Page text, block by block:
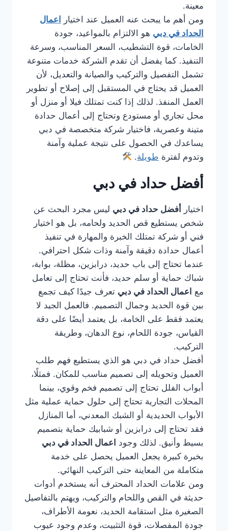
معينة.
ومن أهم ما يبحث عنه العميل عند اختيار
اعمال
الحداد في دبي هو الالتزام بالمواعيد، جودة
الخامات، قوة التشطيب، السعر المناسب، وسرعة
التنفيذ. كما يفضل أن تقدم الشركة خدمات متنوعة
تشمل التفصيل والتركيب والصيانة والتعديل، لأن
العميل قد يحتاج في المستقبل إلى إصلاح أو تطوير
العمل المنفذ. لذلك إذا كنت تمتلك فيلا أو منزل أو
محل تجاري أو مستودع وتحتاج إلى أعمال حدادة
متينة وعصرية، فاختيار شركة متخصصة في دبي
يساعدك في الحصول على نتيجة عملية وآمنة
وتدوم لفترة طويلة.
أفضل حداد في دبي
اختيار أفضل حداد في دبي ليس مجرد البحث عن
شخص يستطيع قص الحديد ولحامه، بل هو اختيار
فني أو شركة تمتلك الخبرة والمهارة في تنفيذ
أعمال حدادة دقيقة وآمنة وذات شكل احترافي.
عندما تحتاج إلى باب حديد، درابزين، مظلة، بوابة،
شباك حماية أو سلم حديد، فأنت تحتاج إلى تعامل
مع اعمال الحداد في دبي تعرف جيدًا كيف تجمع
بين قوة الحديد وجمال التصميم. فالعمل الجيد لا
يعتمد فقط على الخامة، بل يعتمد أيضًا على دقة
القياس، جودة اللحام، نوع الدهان، وطريقة
التركيب.
أفضل حداد في دبي هو الذي يستطيع فهم طلب
العميل وتحويله إلى تصميم مناسب للمكان. فمثلًا،
أبواب الفلل تحتاج إلى تصميم فخم وقوي، بينما
المحلات التجارية تحتاج إلى حلول حماية عملية مثل
الأبواب الحديدية أو الشبك المعدني، أما المنازل
فقد تحتاج إلى درابزين أو شبابيك حماية بتصميم
بسيط وأنيق. لذلك وجود اعمال الحداد في دبي
بخبرة كبيرة يجعل العميل يحصل على خدمة
متكاملة من المعاينة حتى التركيب النهائي.
ومن علامات الحداد المحترف أنه يستخدم أدوات
حديثة في القص واللحام والتركيب، ويهتم بالتفاصيل
الصغيرة مثل استقامة الحديد، نعومة الأطراف،
جودة المفصلات، قوة التثبيت، وعدم وجود عيوب